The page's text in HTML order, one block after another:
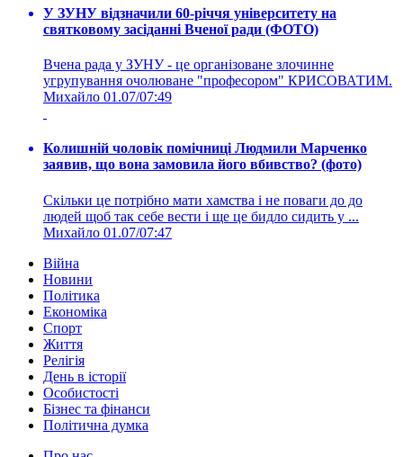
У ЗУНУ відзначили 60-річчя університету на
святковому засіданні Вченої ради (ФОТО)
Вчена рада у ЗУНУ - це організоване злочинне
угрупування очолюване "професором" КРИСОВАТИМ.
Михайло 01.07/07:49
Колишній чоловік помічниці Людмили Марченко
заявив, що вона замовила його вбивство? (фото)
Скільки це потрібно мати хамства і не поваги до до
людей щоб так себе вести і ще це бидло сидить у ...
Михайло 01.07/07:47
Війна
Новини
Політика
Економіка
Спорт
Життя
Релігія
День в історії
Особистості
Бізнес та фінанси
Політична думка